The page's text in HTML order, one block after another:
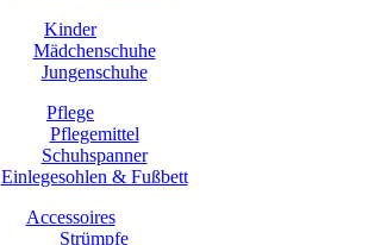
Kinder
Mädchenschuhe
Jungenschuhe
Pflege
Pflegemittel
Schuhspanner
Einlegesohlen & Fußbett
Accessoires
Strümpfe